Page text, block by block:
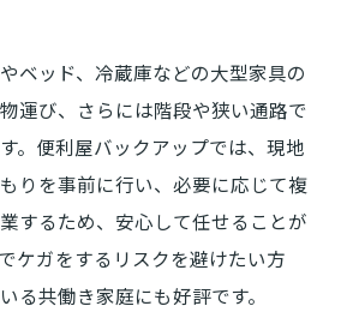
ベッド、冷蔵庫などの大型家具の
運び、さらには階段や狭い通路で
。便利屋バックアップでは、現地
りを事前に行い、必要に応じて複
するため、安心して任せることが
ケガをするリスクを避けたい方
る共働き家庭にも好評です。